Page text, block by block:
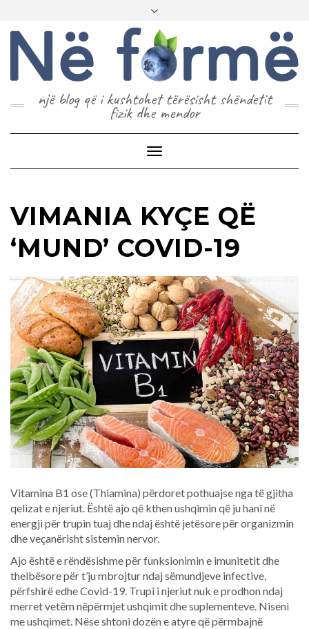
një blog që i kushtohet tërësisht shëndetit
fizik dhe mendor
Toggle
Navigation
VIMANIA KYÇE QË
‘MUND’ COVID-19
Vitamina B1 ose (Thiamina) përdoret pothuajse nga të gjitha
qelizat e njeriut. Është ajo që kthen ushqimin që ju hani në
energji për trupin tuaj dhe ndaj është jetësore për organizmin
dhe veçanërisht sistemin nervor.
Ajo është e rëndësishme për funksionimin e imunitetit dhe
thelbësore për t’ju mbrojtur ndaj sëmundjeve infective,
përfshirë edhe Covid-19. Trupi i njeriut nuk e prodhon ndaj
merret vetëm nëpërmjet ushqimit dhe suplementeve. Niseni
me ushqimet. Nëse shtoni dozën e atyre që përmbajnë